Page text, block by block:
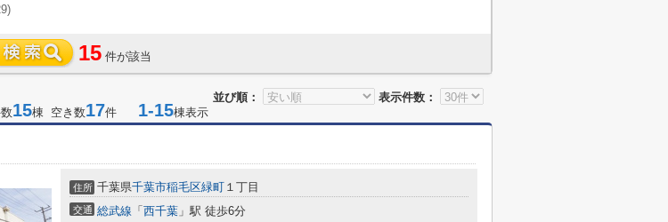
15 件が該当
並び順：
表示件数：
15棟 空き数17件 1-15棟表示
住所 千葉県千葉市稲毛区緑町 １丁目
交通 総武線 「 西千葉 」駅 徒歩6分